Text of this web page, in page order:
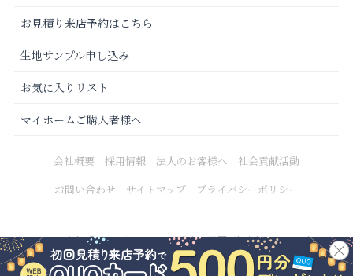
お見積り来店予約はこちら
生地サンプル申し込み
お気に入りリスト
マイホームご購入者様へ
会社概要 採用情報 法人のお客様へ
社会貢献活動
お問い合わせ
サイトマップ プライバシーポリシー
Copyright © 2021 カーテンじゅうたん王国 All Rights Reserved.